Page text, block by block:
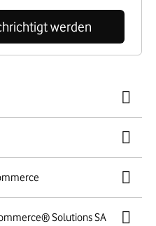
werden
Solutions SA